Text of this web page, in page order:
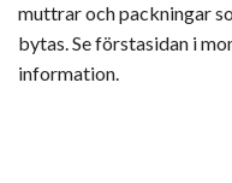
muttrar och packningar
bytas. Se förstasidan i
information.